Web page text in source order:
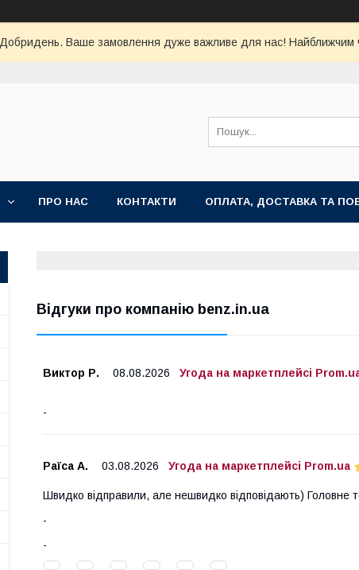
Добридень. Ваше замовлення дуже важливе для нас! Найближчим
ПРО НАС КОНТАКТИ ОПЛАТА, ДОСТАВКА ТА
Відгуки про компанію benz.in.ua
Виктор Р. 08.08.2026 Угода на маркетплейсі
Раїса А. 03.08.2026 Угода на маркетплейсі Prom.ua
Швидко відправили, але нешвидко відповідають) Головне